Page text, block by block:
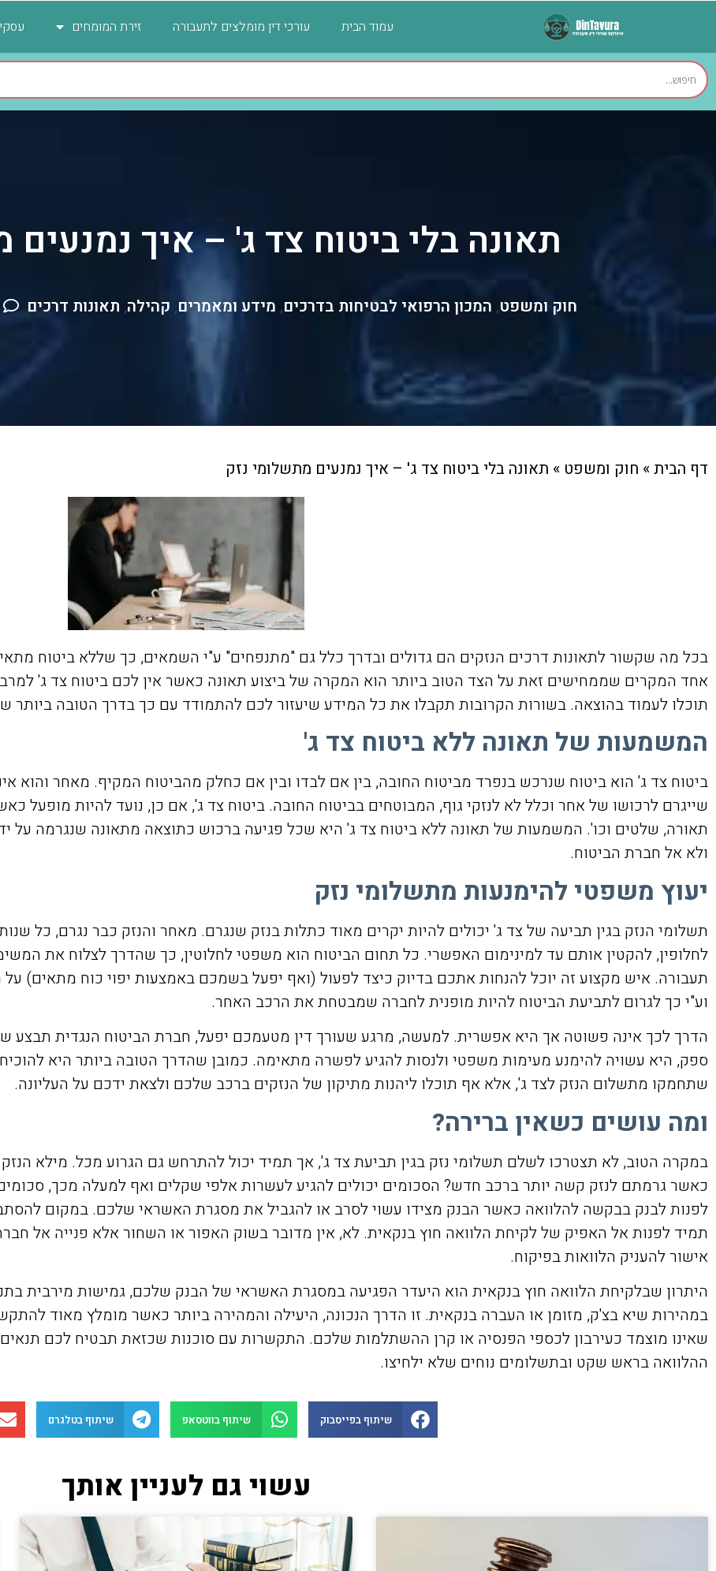
עמוד הבית עורכי דין מומלצים לתעבורה זירת המומחים
תאונה בלי ביטוח צד ג' – איך
חוק ומשפט, המכון הרפואי לבטיחות בדרכים, מידע ומאמרים, קהילה, תאונות דרכים
דף הבית» חוק ומשפט » תאונה בלי ביטוח צד ג' – איך נמנעים מתשלומי נזק
בכל מה שקשור לתאונות דרכים הנזקים הם גדולים ובדרך כלל גם "מתנפחים" ע"י השמאים, כך שללא ביטוח
אחד המקרים שממחישים זאת על הצד הטוב ביותר הוא המקרה של ביצוע תאונה כאשר אין לכם ביטוח צד ג'
תוכלו לעמוד בהוצאה. בשורות הקרובות תקבלו את כל המידע שיעזור לכם להתמודד עם כך בדרך הטובה ביותר
המשמעות של תאונה ללא ביטוח צד ג'
ביטוח צד ג' הוא ביטוח שנרכש בנפרד מביטוח החובה, בין אם לבדו ובין אם כחלק מהביטוח המקיף. מאחר והוא
שייגרם לרכושו של אחר וכלל לא לנזקי גוף, המבוטחים בביטוח החובה. ביטוח צד ג', אם כן, נועד להיות מופעל
תאורה, שלטים וכו'. המשמעות של תאונה ללא ביטוח צד ג' היא שכל פגיעה ברכוש כתוצאה מתאונה שנגרמה על
ולא אל חברת הביטוח.
יעוץ משפטי להימנעות מתשלומי נזק
תשלומי הנזק בגין תביעה של צד ג' יכולים להיות יקרים מאוד כתלות בנזק שנגרם. מאחר והנזק כבר נגרם, כל
לחלופין, להקטין אותם עד למינימום האפשרי. כל תחום הביטוח הוא משפטי לחלוטין, כך שהדרך לצלוח את
תעבורה. איש מקצוע זה יוכל להנחות אתכם בדיוק כיצד לפעול (ואף יפעל בשמכם באמצעות יפוי כוח
וע"י כך לגרום לתביעת הביטוח להיות מופנית לחברה שמבטחת את הרכב האחר.
הדרך לכך אינה פשוטה אך היא אפשרית. למעשה, מרגע שעורך דין מטעמכם יפעל, חברת הביטוח הנגדית תבצע
ספק, היא עשויה להימנע מעימות משפטי ולנסות להגיע לפשרה מתאימה. כמובן שהדרך הטובה ביותר היא
שתחמקו מתשלום הנזק לצד ג', אלא אף תוכלו ליהנות מתיקון של הנזקים ברכב שלכם ולצאת ידכם על העליונה.
ומה עושים כשאין ברירה?
במקרה הטוב, לא תצטרכו לשלם תשלומי נזק בגין תביעת צד ג', אך תמיד יכול להתרחש גם הגרוע מכל. מילא
כאשר גרמתם לנזק קשה יותר ברכב חדש? הסכומים יכולים להגיע לעשרות אלפי שקלים ואף למעלה מכך,
לפנות לבנק בבקשה להלוואה כאשר הבנק מצידו עשוי לסרב או להגביל את מסגרת האשראי שלכם. במקום
תמיד לפנות אל האפיק של לקיחת הלוואה חוץ בנקאית. לא, אין מדובר בשוק האפור או השחור אלא פנייה אל
אישור להעניק הלוואות בפיקוח.
היתרון שבלקיחת הלוואה חוץ בנקאית הוא היעדר הפגיעה במסגרת האשראי של הבנק שלכם, גמישות מירבית
במהירות שיא בצ'ק, מזומן או העברה בנקאית. זו הדרך הנכונה, היעילה והמהירה ביותר כאשר מומלץ מאוד
שאינו מוצמד כעירבון לכספי הפנסיה או קרן ההשתלמות שלכם. התקשרות עם סוכנות שכזאת תבטיח לכם
ההלוואה בראש שקט ובתשלומים נוחים שלא ילחיצו.
שיתוף בפייסבוק שיתוף בווטסאפ שיתוף בטלגרם
עשוי גם לעניין אותך